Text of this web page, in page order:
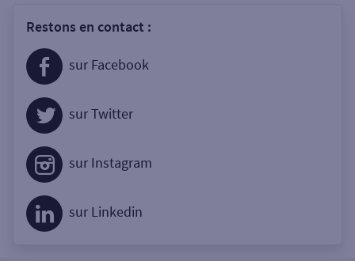
Restons en contact :
sur Facebook
sur Twitter
sur Instagram
sur Linkedin